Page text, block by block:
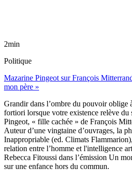
2min
Politique
Mazarine Pingeot sur François
mon père »
Grandir dans l’ombre du pouvoir oblige
fortiori lorsque votre existence relève du
Pingeot, « fille cachée » de François
Auteur d’une vingtaine d’ouvrages, la
Inappropriable (ed. Climats
relation entre l’homme et l'intelligence
Rebecca Fitoussi dans l’émission Un
sur une enfance hors du commun.